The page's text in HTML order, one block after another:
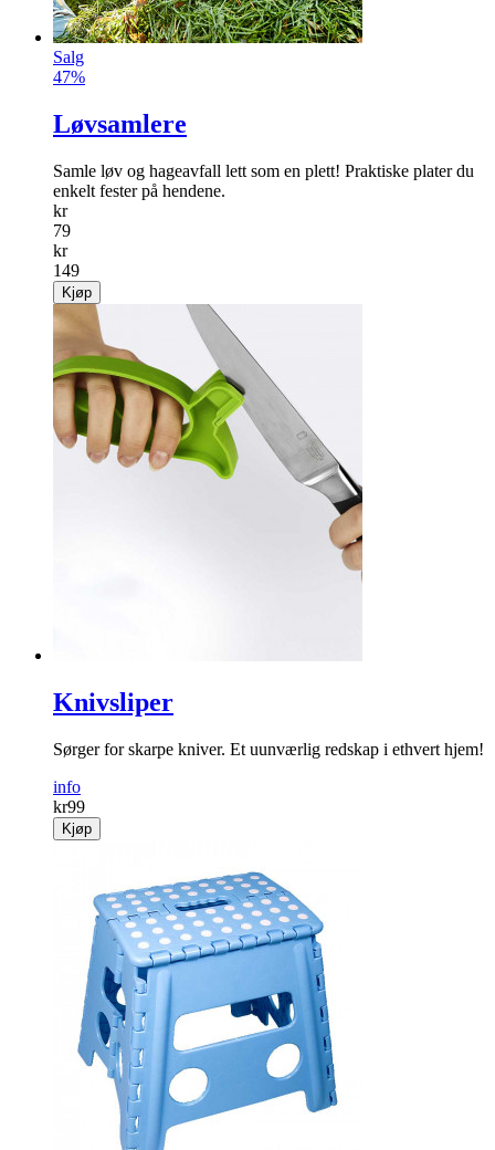
Salg
47%
Løvsamlere
Samle løv og hageavfall lett som en plett! Praktiske plater du
enkelt fester på hendene.
kr
79
kr
149
Kjøp
Knivsliper
Sørger for skarpe kniver. Et uunværlig redskap i ethvert hjem!
info
kr99
Kjøp